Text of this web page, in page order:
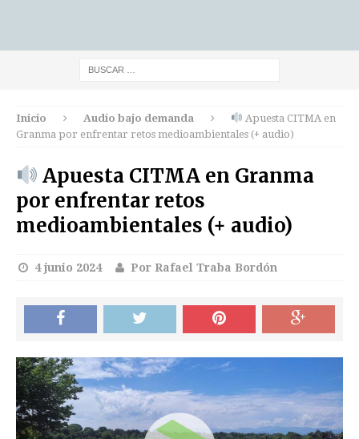
Inicio Audio bajo demanda
Apuesta CITMA en
Granma por enfrentar retos medioambientales (+ audio)
Apuesta CITMA en Granma
por enfrentar retos
medioambientales (+ audio)
4 junio 2024 Por Rafael Traba Bordón